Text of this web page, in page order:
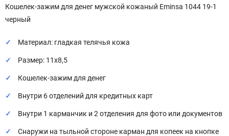
Кошелек-зажим для денег мужской кожаный Eminsa 1044 19-1
черный
Материал: гладкая телячья кожа
Размер: 11х8,5
Кошелек-зажим для денег
Внутри 6 отделений для кредитных карт
Внутри 1 карманчик и 2 отделения для фото или документов
Снаружи на тыльной стороне карман для копеек на кнопке